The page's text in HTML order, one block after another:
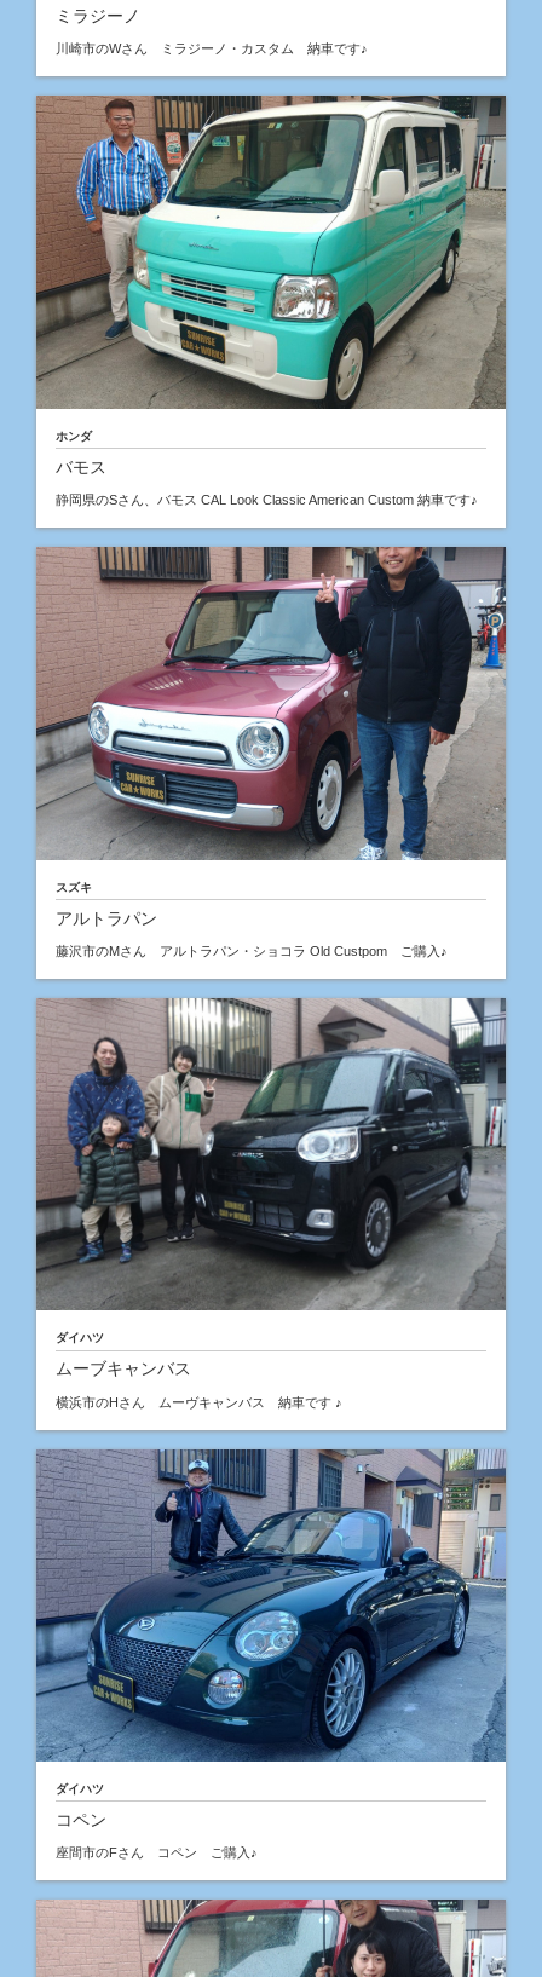
ミラジーノ
川崎市のWさん ミラジーノ・カスタム 納車です♪
ホンダ
バモス
静岡県のSさん、バモス CAL Look Classic American Custom 納車です♪
スズキ
アルトラパン
藤沢市のMさん アルトラパン・ショコラ Old Custpom ご購入♪
ダイハツ
ムーブキャンバス
横浜市のHさん ムーヴキャンバス 納車です ♪
ダイハツ
コペン
座間市のFさん コペン ご購入♪